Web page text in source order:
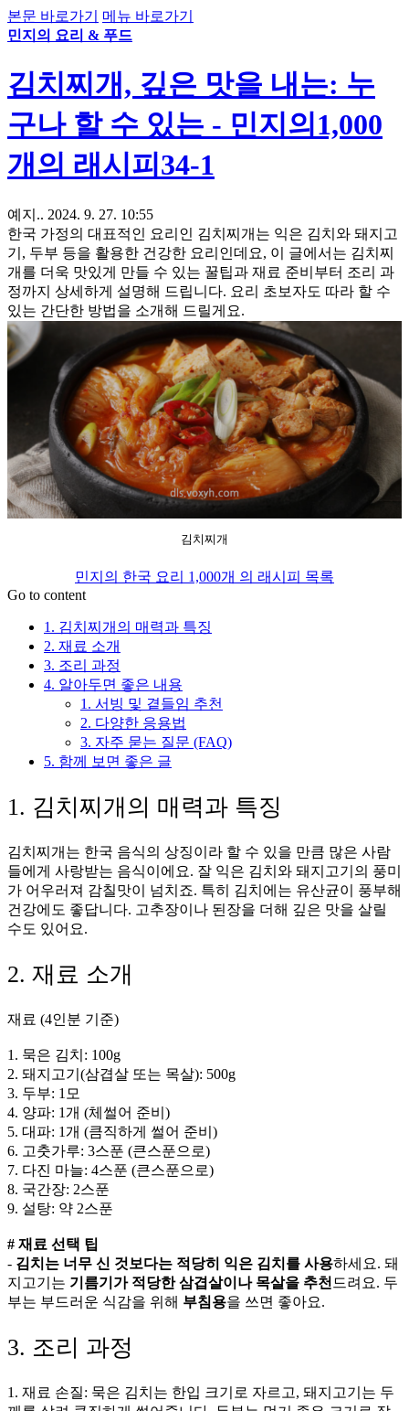
본문 바로가기
메뉴 바로가기
민지의 요리 & 푸드
김치찌개, 깊은 맛을 내는: 누
구나 할 수 있는 - 민지의1,000
개의 래시피34-1
예지.. 2024. 9. 27. 10:55
한국 가정의 대표적인 요리인 김치찌개는 익은 김치와 돼지고
기, 두부 등을 활용한 건강한 요리인데요, 이 글에서는 김치찌
개를 더욱 맛있게 만들 수 있는 꿀팁과 재료 준비부터 조리 과
정까지 상세하게 설명해 드립니다. 요리 초보자도 따라 할 수
있는 간단한 방법을 소개해 드릴게요.
김치찌개
민지의 한국 요리 1,000개 의 래시피 목록
Go to content
1. 김치찌개의 매력과 특징
2. 재료 소개
3. 조리 과정
4. 알아두면 좋은 내용
1. 서빙 및 곁들임 추천
2. 다양한 응용법
3. 자주 묻는 질문 (FAQ)
5. 함께 보면 좋은 글
1. 김치찌개의 매력과 특징
김치찌개는 한국 음식의 상징이라 할 수 있을 만큼 많은 사람
들에게 사랑받는 음식이에요. 잘 익은 김치와 돼지고기의 풍미
가 어우러져 감칠맛이 넘치죠. 특히 김치에는 유산균이 풍부해
건강에도 좋답니다. 고추장이나 된장을 더해 깊은 맛을 살릴
수도 있어요.
2. 재료 소개
재료 (4인분 기준)
1. 묵은 김치: 100g
2. 돼지고기(삼겹살 또는 목살): 500g
3. 두부: 1모
4. 양파: 1개 (체썰어 준비)
5. 대파: 1개 (큼직하게 썰어 준비)
6. 고춧가루: 3스푼 (큰스푼으로)
7. 다진 마늘: 4스푼 (큰스푼으로)
8. 국간장: 2스푼
9. 설탕: 약 2스푼
# 재료 선택 팁
- 김치는 너무 신 것보다는 적당히 익은 김치를 사용하세요. 돼
지고기는 기름기가 적당한 삼겹살이나 목살을 추천 드려요. 두
부는 부드러운 식감을 위해 부침용을 쓰면 좋아요.
3. 조리 과정
1. 재료 손질: 묵은 김치는 한입 크기로 자르고, 돼지고기는 두